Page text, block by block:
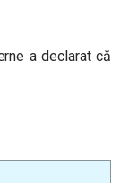
a declarat că